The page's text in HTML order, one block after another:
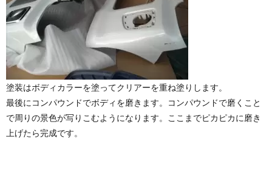
塗装はボディカラーを塗ってクリアーを重ね塗りします。
最後にコンパウンドでボディを磨きます。コンパウンドで磨くこと
で周りの景色が写りこむようになります。ここまでピカピカに磨き
上げたら完成です。